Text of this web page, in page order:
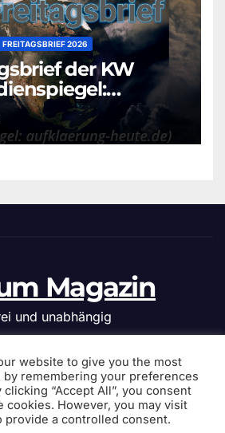
FREITAGSBRIEF 2026
der KW
heute.de]
Magazin
und unabhängig
WordPress|Theme: News Click von
Themeansar
website to give you the most
remembering your preferences
“Accept All”, you consent
cookies. However, you may visit
provide a controlled consent.